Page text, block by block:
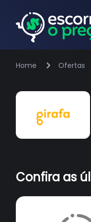
Home Ofertas
Confira as